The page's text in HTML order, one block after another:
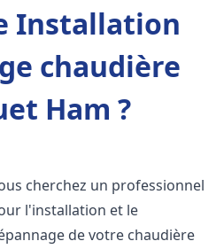
Installation
chaudière
Ham ?
cherchez un professionnel
l'installation et le
de votre chaudière